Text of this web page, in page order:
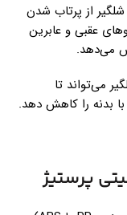
شلگیر از پرتاب شدن
عقبی و عابرین
می‌دهد.
می‌تواند تا
بدنه را کاهش دهد.
پرستیژ